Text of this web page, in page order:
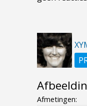
Afmetingen: